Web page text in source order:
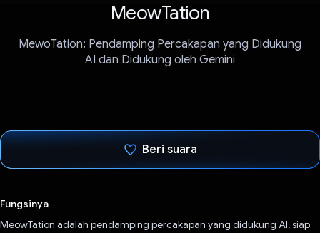
MeowTation
MewoTation: Pendamping Percakapan yang Didukung
AI dan Didukung oleh Gemini
Beri suara
Fungsinya
MeowTation adalah pendamping percakapan yang didukung AI, siap